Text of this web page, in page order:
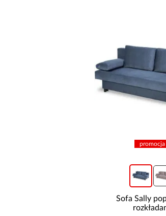
promocja
Sofa Sally
rozkładana